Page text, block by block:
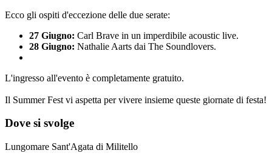
Ecco gli ospiti d'eccezione delle due serate:
27 Giugno: Carl Brave in un imperdibile acoustic live.
28 Giugno: Nathalie Aarts dai The Soundlovers.
L'ingresso all'evento è completamente gratuito.
Il Summer Fest vi aspetta per vivere insieme queste giornate di festa!
Dove si svolge
Lungomare Sant'Agata di Militello